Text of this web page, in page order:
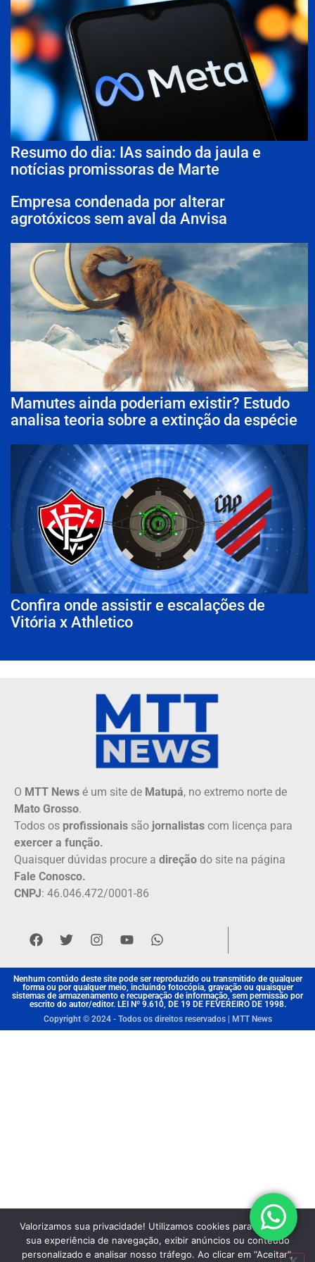
Resumo do dia: IAs saindo da jaula e
notícias promissoras de Marte
Empresa condenada por alterar
agrotóxicos sem aval da Anvisa
Mamutes ainda poderiam existir? Estudo
analisa teoria sobre a extinção da espécie
Confira onde assistir e escalações de
Vitória x Athletico
O MTT News é um site de Matupá, no extremo norte de
Mato Grosso.
Todos os profissionais são jornalistas com licença para
exercer a função.
Quaisquer dúvidas procure a direção do site na página
Fale Conosco.
CNPJ: 46.046.472/0001-86
Nenhum contúdo deste site pode ser reproduzido ou transmitido de qualquer
forma ou por qualquer meio, incluindo fotocópia, gravação ou quaisquer
sistemas de armazenamento e recuperação de informação, sem permissão por
escrito do autor/editor. LEI Nº 9.610, DE 19 DE FEVEREIRO DE 1998.
Copyright © 2024 - Todos os direitos reservados | MTT News
Valorizamos sua privacidade! Utilizamos cookies para aprimorar
sua experiência de navegação, exibir anúncios ou conteúdo
personalizado e analisar nosso tráfego. Ao clicar em “Aceitar”,